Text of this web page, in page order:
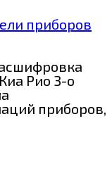
приборов
Рио 3-о
приборов,